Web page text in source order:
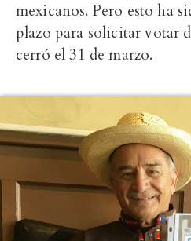
mexicanos. Pero esto ha
plazo para solicitar votar
cerró el 31 de marzo.